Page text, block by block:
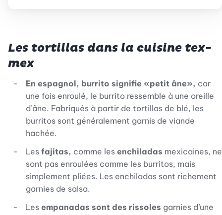
Les tortillas dans la cuisine tex-
mex
En espagnol, burrito signifie «petit âne», car
une fois enroulé, le burrito ressemble à une oreille
d’âne. Fabriqués à partir de tortillas de blé, les
burritos sont généralement garnis de viande
hachée.
Les fajitas, comme les enchiladas mexicaines, ne
sont pas enroulées comme les burritos, mais
simplement pliées. Les enchiladas sont richement
garnies de salsa.
Les empanadas sont des rissoles garnies d’une